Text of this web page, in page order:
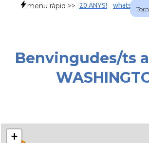
menu ràpid >> 20 ANYS! whatsapp
Benvingudes/ts
+